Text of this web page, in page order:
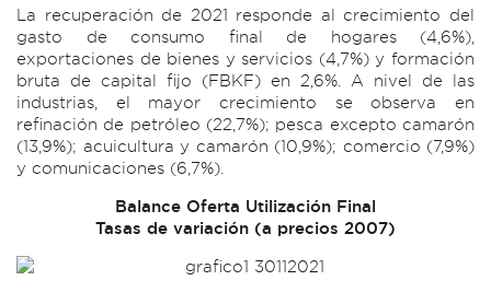
La recuperación de 2021 responde al crecimiento del
gasto de consumo final de hogares (4,6%),
exportaciones de bienes y servicios (4,7%) y formación
bruta de capital fijo (FBKF) en 2,6%. A nivel de las
industrias, el mayor crecimiento se observa en
refinación de petróleo (22,7%); pesca excepto camarón
(13,9%); acuicultura y camarón (10,9%); comercio (7,9%)
y comunicaciones (6,7%).
Balance Oferta Utilización Final
Tasas de variación (a precios 2007)